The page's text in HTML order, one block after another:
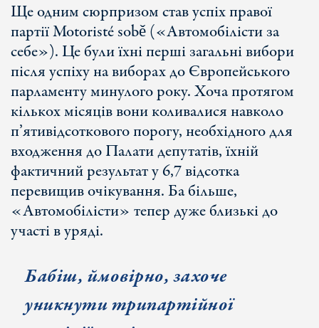
Ще одним сюрпризом став успіх правої
партії Motoristé sobě («Автомобілісти за
себе»). Це були їхні перші загальні вибори
після успіху на виборах до Європейського
парламенту минулого року. Хоча протягом
кількох місяців вони коливалися навколо
п’ятивідсоткового порогу, необхідного для
входження до Палати депутатів, їхній
фактичний результат у 6,7 відсотка
перевищив очікування. Ба більше,
«Автомобілісти» тепер дуже близькі до
участі в уряді.
Бабіш, ймовірно, захоче
уникнути трипартійної